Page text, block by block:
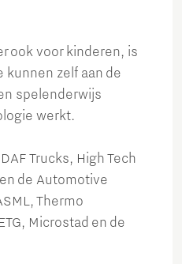
ook voor kinderen, is
kunnen zelf aan de
spelenderwijs
werkt.
Trucks, High Tech
de Automotive
Thermo
Microstad en de